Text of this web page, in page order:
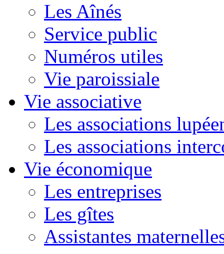
Les Aînés
Service public
Numéros utiles
Vie paroissiale
Vie associative
Les associations
Les associations
Vie économique
Les entreprises
Les gîtes
Assistantes